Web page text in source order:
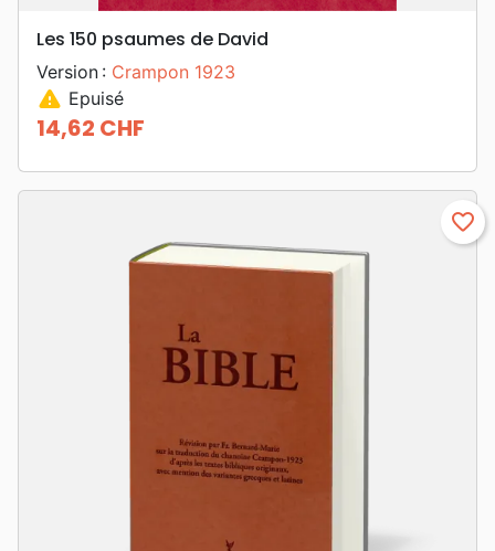
Les 150 psaumes de David
Version : Crampon 1923
warning Epuisé
Prix
14,62 CHF
favorite_border